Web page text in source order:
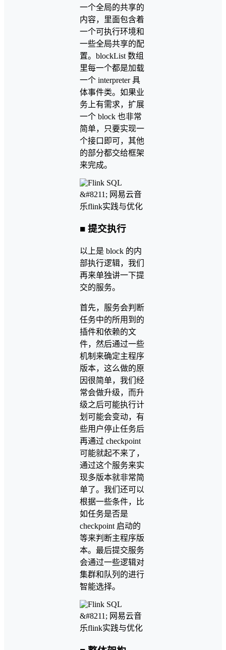
一个全局的共享的
内容，里面包含着
一个可执行环境和
一些全局共享的配
置。blockList 数组
里每一个都是加载
一个 interpreter 具
体事件类。如果业
务上有需求，扩展
一个 block 也非常
简单，只要实现一
个接口即可，其他
的部分都交给框架
来完成。
■ 提交执行
以上是 block 的内
部执行逻辑，我们
再来单独讲一下提
交的服务。
首先，服务会判断
任务中的所用到的
插件和依赖的文
件，然后通过一些
机制来确定主程序
版本，这么做的原
因很简单，我们经
常会做升级，而升
级之后可能执行计
划可能会变动，有
些用户停止任务后
再通过 checkpoint
可能就起不来了，
通过这个服务来实
现多版本就非常简
单了。我们还可以
根据一些条件，比
如任务是否是
checkpoint 启动的
等来判断主程序版
本。最后提交服务
会通过一些逻辑对
集群和队列的进行
智能选择。